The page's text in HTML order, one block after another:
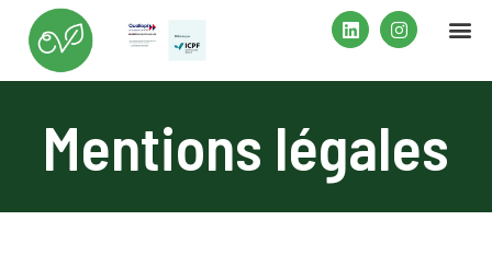
Mentions légales